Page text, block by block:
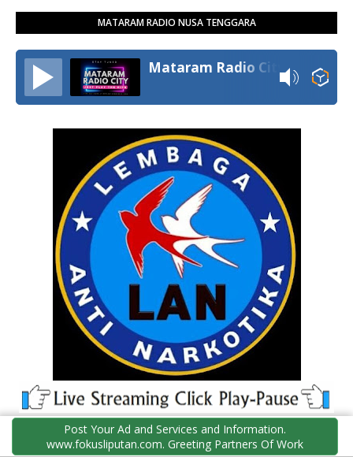
MATARAM RADIO NUSA TENGGARA
Mataram Radio City
Post Your Ad and Services and Information.
www.fokusliputan.com. Greeting Partners Of Work